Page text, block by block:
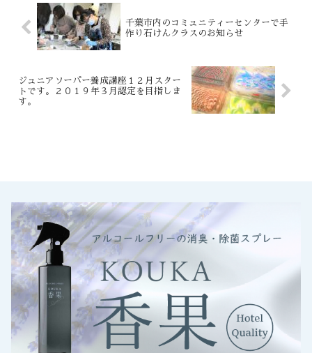
千葉市内のコミュニティーセンターで手
作り石けんクラスのお知らせ
ジュニアソーパー養成講座１２月スター
トです。２０１９年３月認定を目指しま
す。